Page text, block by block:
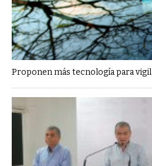
Proponen más tecnología para